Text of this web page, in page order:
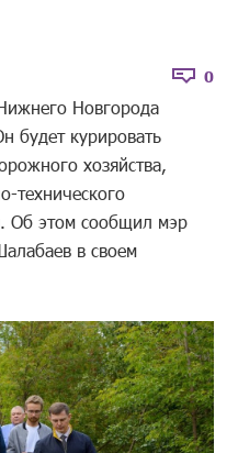
0
Новгорода
будет курировать
хозяйства,
технического
Об этом сообщил мэр
в своем